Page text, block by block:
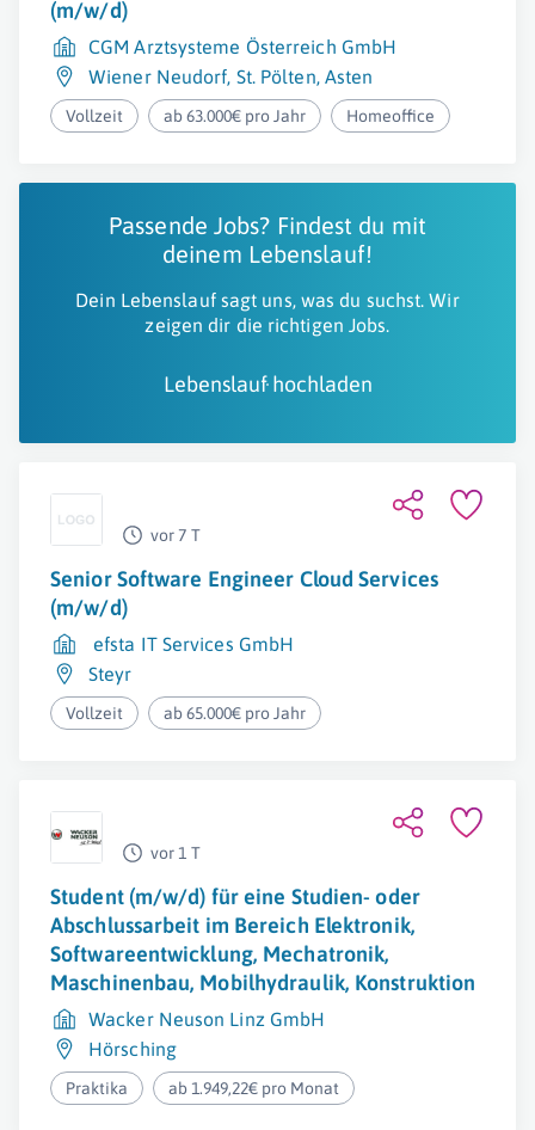
(m/w/d)
CGM Arztsysteme Österreich GmbH
Wiener Neudorf, St. Pölten, Asten
Vollzeit ab 63.000€ pro Jahr Homeoffice
Passende Jobs? Findest du mit
deinem Lebenslauf!
Dein Lebenslauf sagt uns, was du suchst. Wir
zeigen dir die richtigen Jobs.
Lebenslauf hochladen
vor 7 T
Senior Software Engineer Cloud Services
(m/w/d)
efsta IT Services GmbH
Steyr
Vollzeit ab 65.000€ pro Jahr
vor 1 T
Student (m/w/d) für eine Studien- oder
Abschlussarbeit im Bereich Elektronik,
Softwareentwicklung, Mechatronik,
Maschinenbau, Mobilhydraulik, Konstruktion
Wacker Neuson Linz GmbH
Hörsching
Praktika ab 1.949,22€ pro Monat